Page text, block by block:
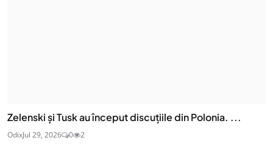
Zelenski și Tusk au început discuțiile din Polonia. ...
OdixJul 29, 2026 0 2